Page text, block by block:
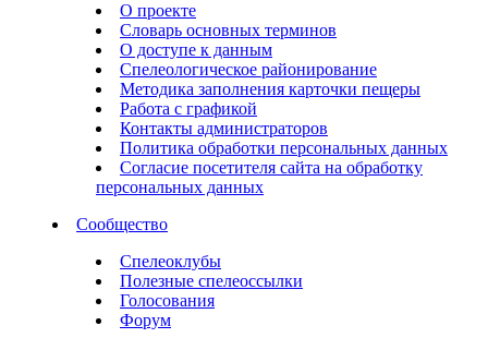
О проекте
Словарь основных терминов
О доступе к данным
Спелеологическое районирование
Методика заполнения карточки пещеры
Работа с графикой
Контакты администраторов
Политика обработки персональных данных
Согласие посетителя сайта на обработку
персональных данных
Сообщество
Спелеоклубы
Полезные спелеоссылки
Голосования
Форум